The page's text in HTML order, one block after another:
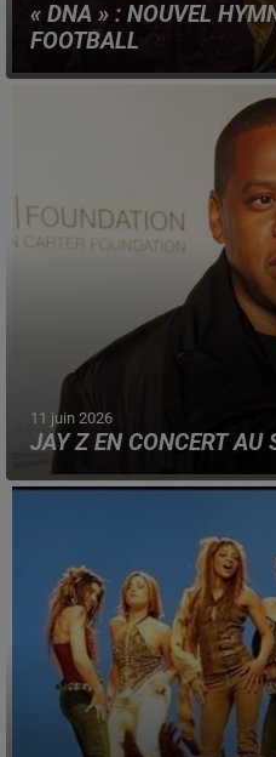
« DNA » : NOUVEL
FOOTBALL
Révélé pour l'ouverture de
porté par David Guetta, la
11 juin 2026
JAY Z EN CONCERT AU
Le rappeur américain est de
date unique, le 10